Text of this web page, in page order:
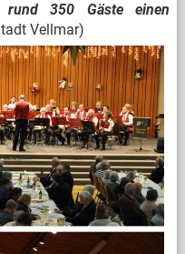
rund 350 Gäste einen
Vellmar)